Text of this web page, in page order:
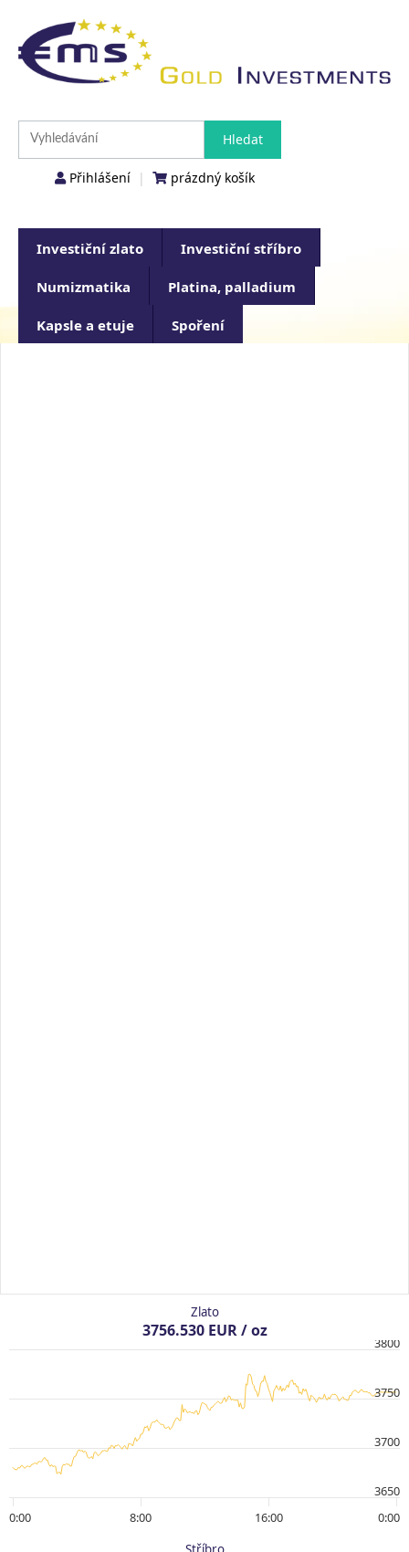
Přihlášení | prázdný košík
Investiční zlato Investiční stříbro
Numizmatika Platina, palladium
Kapsle a etuje Spoření
Zlato
3756.530 EUR / oz
0:00 8:00 16:00 0:00
3650
3700
3750
3800